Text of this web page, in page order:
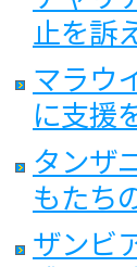
止を訴
マラウ
に支援
タンザ
もたち
ザンビ